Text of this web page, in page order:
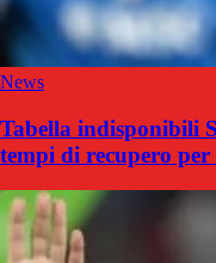
News
Tabella indisponibili
tempi di recupero